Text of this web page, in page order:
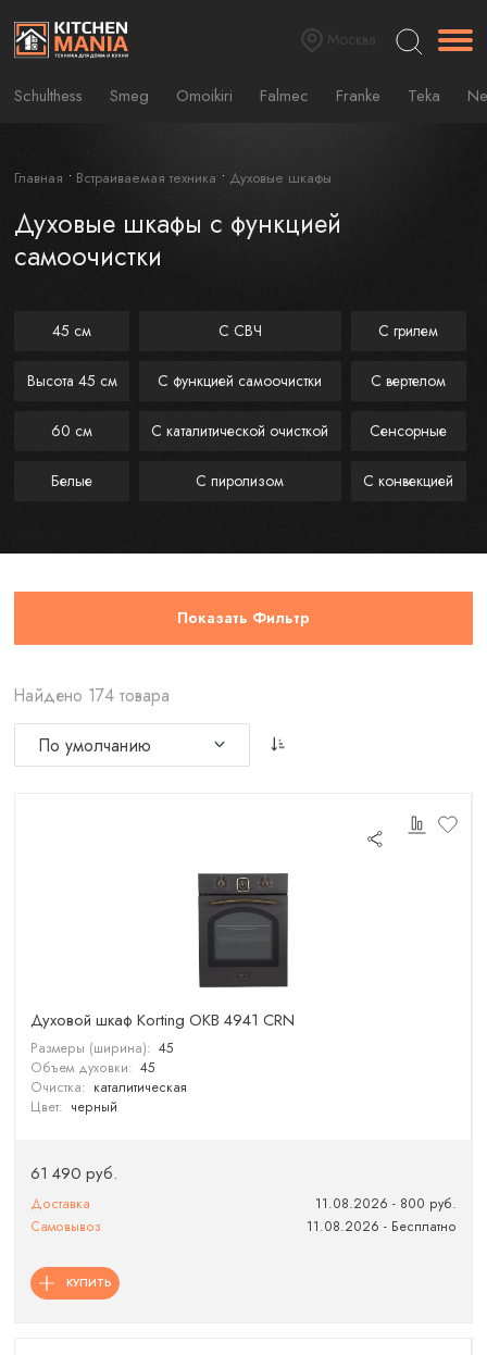
Москва
Schulthess Smeg Omoikiri Falmec Franke Teka
Главная Встраиваемая техника Духовые шкафы
Духовые шкафы с функцией
самоочистки
45 см
Высота 45 см
60 см
Белые
C СВЧ
C функцией самоочистки
С каталитической очисткой
С пиролизом
С грилем
С вертелом
Сенсорные
С конвекцией
Показать Фильтр
Найдено 174 товара
Духовой шкаф Korting OKB 4941 CRN
Размеры (ширина): 45
Объем духовки: 45
Очистка: каталитическая
Цвет: черный
61 490 руб.
Доставка
11.08.2026 - 800 руб.
Самовывоз
11.08.2026 - Бесплатно
КУПИТЬ